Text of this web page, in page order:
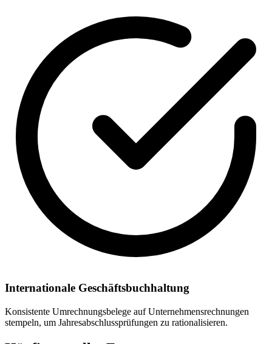
Internationale Geschäftsbuchhaltung
Konsistente Umrechnungsbelege auf Unternehmensrechnungen
stempeln, um Jahresabschlussprüfungen zu rationalisieren.